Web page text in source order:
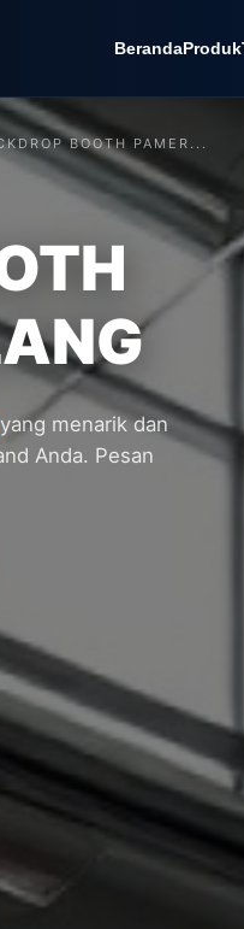
BerandaProduk
BOOTH PAMER...
yang menarik dan
Anda. Pesan